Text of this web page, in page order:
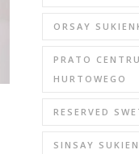
ORSAY
PRATO
HURTOWEGO
RESERVED
SINSAY